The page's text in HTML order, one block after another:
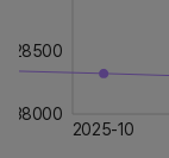
2025-10
28500
38000